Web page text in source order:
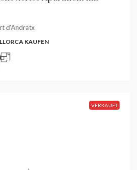
d'Andratx
KAUFEN
VERKAUFT